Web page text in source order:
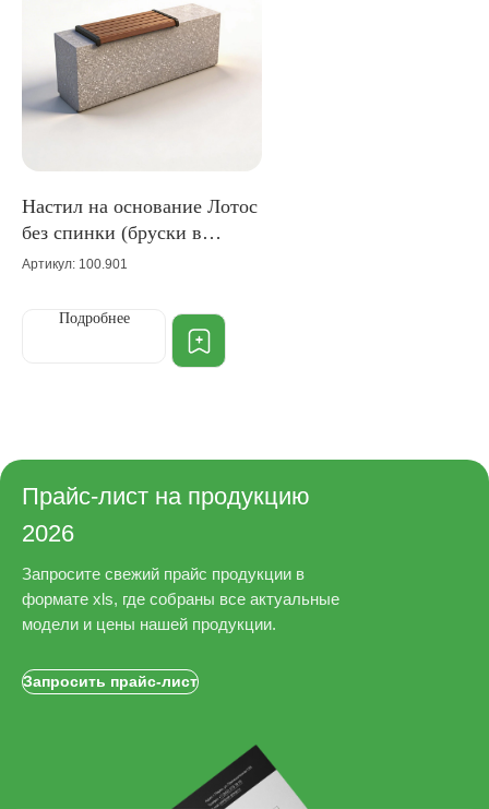
Настил на основание Лотос
без спинки (бруски в
длину)
Артикул: 100.901
Подробнее
Прайс-лист на продукцию
2026
Запросите свежий прайс продукции в
формате xls, где собраны все актуальные
модели и цены нашей продукции.
Запросить прайс-лист